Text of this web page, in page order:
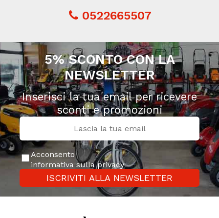
0522665507
5% SCONTO CON LA
NEWSLETTER
Inserisci la tua email per ricevere
sconti e promozioni
Acconsento
informativa sulla privacy
ISCRIVITI ALLA NEWSLETTER